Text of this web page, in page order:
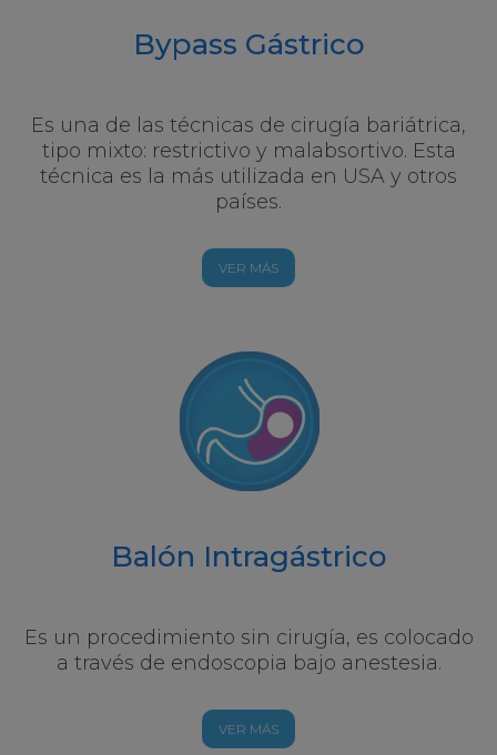
Bypass Gástrico
Es una de las técnicas de cirugía bariátrica,
tipo mixto: restrictivo y malabsortivo. Esta
técnica es la más utilizada en USA y otros
países.
VER MÁS
Balón Intragástrico
Es un procedimiento sin cirugía, es colocado
a través de endoscopia bajo anestesia.
VER MÁS